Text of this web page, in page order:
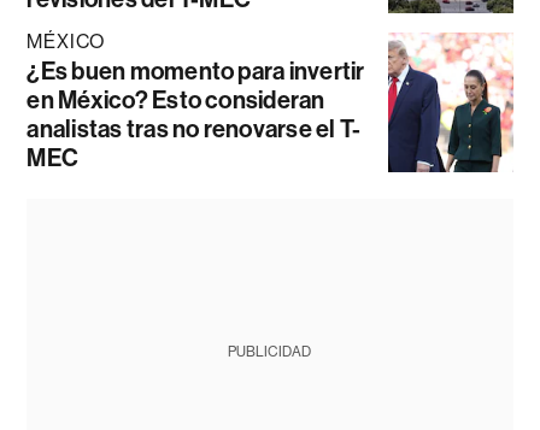
MÉXICO
¿Es buen momento para invertir
en México? Esto consideran
analistas tras no renovarse el T-
MEC
PUBLICIDAD